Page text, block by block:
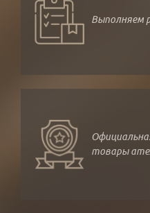
Выполняем
товары